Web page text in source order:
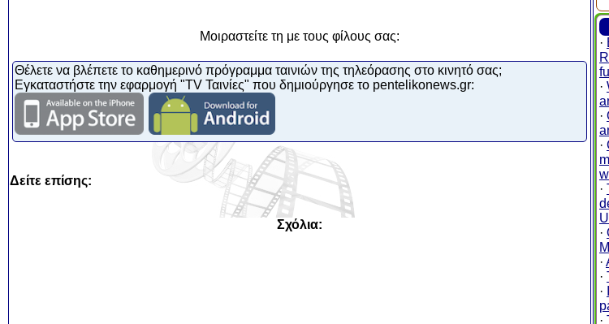
Μοιραστείτε τη με τους φίλους σας:
Θέλετε να βλέπετε το καθημερινό πρόγραμμα ταινιών της τηλεόρασης στο κινητό σας;
Εγκαταστήστε την εφαρμογή "TV Ταινίες" που δημιούργησε το pentelikonews.gr:
Δείτε επίσης:
Σχόλια:
·
·
·
·
·
·
·
·
·
·